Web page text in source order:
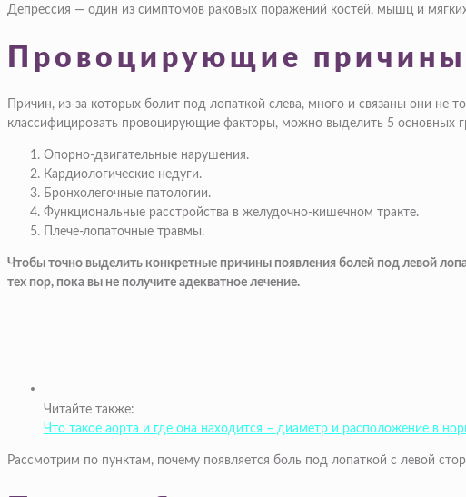
Депрессия — один из симптомов раковых поражений костей, мышц и
Провоцирующие причины
Причин, из-за которых болит под лопаткой слева, много и связаны они не
классифицировать провоцирующие факторы, можно выделить 5 основных
Опорно-двигательные нарушения.
Кардиологические недуги.
Бронхолегочные патологии.
Функциональные расстройства в желудочно-кишечном тракте.
Плече-лопаточные травмы.
Чтобы точно выделить конкретные причины появления болей под левой
тех пор, пока вы не получите адекватное лечение.
Читайте также:
Что такое аорта и где она находится – диаметр и расположение в
Рассмотрим по пунктам, почему появляется боль под лопаткой с левой